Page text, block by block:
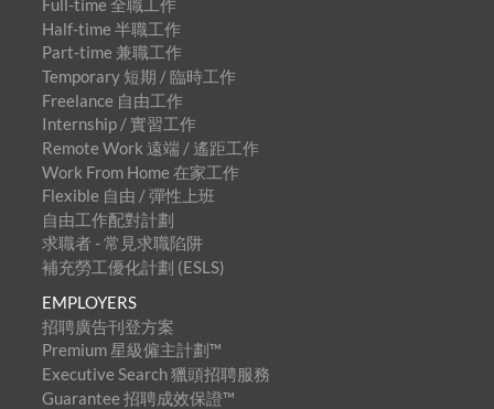
Full-time 全職工作
Half-time 半職工作
Part-time 兼職工作
Temporary 短期 / 臨時工作
Freelance 自由工作
Internship / 實習工作
Remote Work 遠端 / 遙距工作
Work From Home 在家工作
Flexible 自由 / 彈性上班
自由工作配對計劃
求職者 - 常見求職陷阱
補充勞工優化計劃 (ESLS)
EMPLOYERS
招聘廣告刊登方案
Premium 星級僱主計劃™
Executive Search 獵頭招聘服務
Guarantee 招聘成效保證™